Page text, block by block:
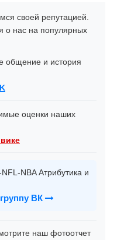
своей репутацией.
о нас на популярных
общение и история
оценки наших
NBA Атрибутика и
ВК
наш фотоотчет